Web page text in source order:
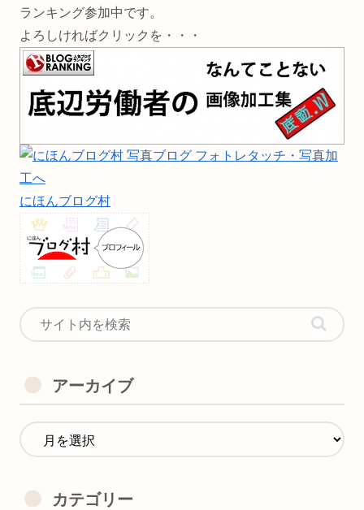
ランキング参加中です。
よろしければクリックを・・・
にほんブログ村
アーカイブ
カテゴリー